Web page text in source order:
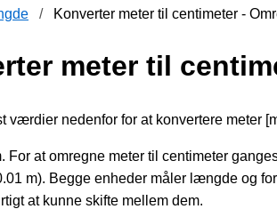
Konverter meter til centimeter -
meter til
værdier nedenfor for at konvertere meter
For at omregne meter til centimeter
m). Begge enheder måler længde og
at kunne skifte mellem dem.